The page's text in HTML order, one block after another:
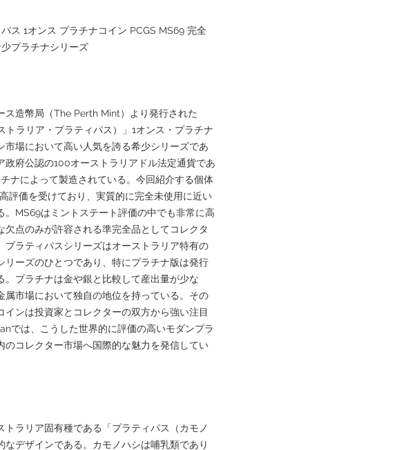
ス 1オンス プラチナコイン PCGS MS69 完全
プラチナシリーズ
ス造幣局（The Perth Mint）より発行された
トラリア・プラティパス）」1オンス・プラチナ
市場において高い人気を誇る希少シリーズであ
政府公認の100オーストラリアドル法定通貨であ
ナによって製造されている。今回紹介する個体
評価を受けており、実質的に完全未使用に近い
。MS69はミントステート評価の中でも非常に高
欠点のみが許容される準完全品としてコレクタ
プラティパスシリーズはオーストラリア特有の
リーズのひとつであり、特にプラチナ版は発行
。プラチナは金や銀と比較して産出量が少な
属市場において独自の地位を持っている。その
インは投資家とコレクターの双方から強い注目
では、こうした世界的に評価の高いモダンプラ
のコレクター市場へ国際的な魅力を発信してい
ラリア固有種である「プラティパス（カモノ
デザインである。カモノハシは哺乳類であり